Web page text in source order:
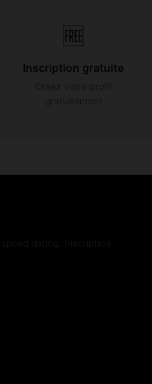
🆓
Inscription gratuite